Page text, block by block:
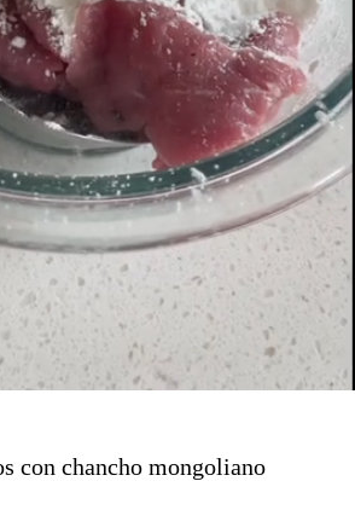
con chancho mongoliano